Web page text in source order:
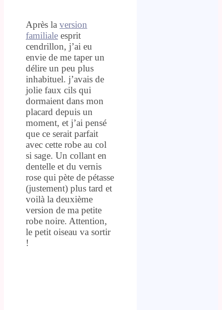
Après la version
familiale esprit
cendrillon, j’ai eu
envie de me taper un
délire un peu plus
inhabituel. j’avais de
jolie faux cils qui
dormaient dans mon
placard depuis un
moment, et j’ai pensé
que ce serait parfait
avec cette robe au col
si sage. Un collant en
dentelle et du vernis
rose qui pète de pétasse
(justement) plus tard et
voilà la deuxième
version de ma petite
robe noire. Attention,
le petit oiseau va sortir
!